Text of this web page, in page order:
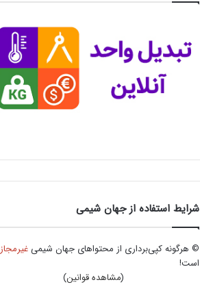
شرایط استفاده از جهان شیمی
© هرگونه کپی‌برداری از محتواهای جهان شیمیغیرمجاز
است!
(مشاهده قوانین)